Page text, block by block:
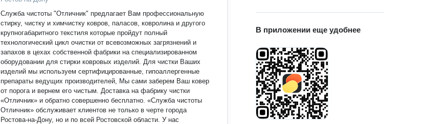
Служба чистоты "Отличник" предлагает Вам профессиональную
стирку, чистку и химчистку ковров, паласов, ковролина и другого
крупногабаритного текстиля которые пройдут полный
технологический цикл очистки от всевозможных загрязнений и
запахов в цехах собственной фабрики на специализированном
оборудовании для стирки ковровых изделий. Для чистки Ваших
изделий мы используем сертифицированные, гипоаллергенные
препараты ведущих производителей, Мы сами заберем Ваш ковер
от порога и вернем его чистым. Доставка на фабрику чистки
«Отличник» и обратно совершенно бесплатно. «Служба чистоты
Отличник» обслуживает клиентов не только в черте города
Ростова-на-Дону, но и по всей Ростовской области. У нас
В приложении еще удобнее